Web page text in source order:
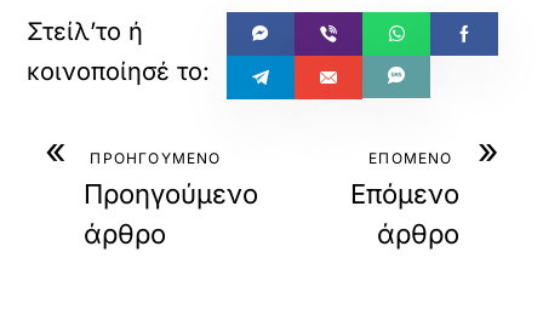
« ΠΡΟΗΓΟΥΜΕΝΟ
Προηγούμενο
άρθρο
»
ΕΠΟΜΕΝΟ
Επόμενο
άρθρο